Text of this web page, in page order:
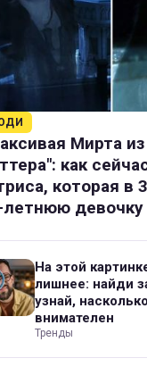
Мирта из
как
которая в
летнюю девочку
На этой
лишнее: найди
узнай,
внимателен
Тренды